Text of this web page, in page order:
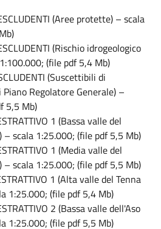
(Aree protette) – scala
(Rischio idrogeologico
(file pdf 5,4 Mb)
(Suscettibili di
Regolatore Generale) –
5,5 Mb)
1 (Bassa valle del
– scala 1:25.000; (file pdf 5,5 Mb)
1 (Media valle del
– scala 1:25.000; (file pdf 5,5 Mb)
1 (Alta valle del Tenna
1:25.000; (file pdf 5,4 Mb)
2 (Bassa valle dell'Aso
1:25.000; (file pdf 5,5 Mb)